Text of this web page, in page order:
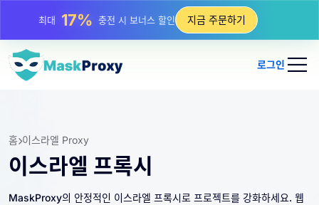
최대25%정적 IP 구매 할인 지금 주문하기
로그인
홈 이스라엘 Proxy
이스라엘 프록시
MaskProxy의 안정적인 이스라엘 프록시로 프로젝트를 강화하세요. 웹